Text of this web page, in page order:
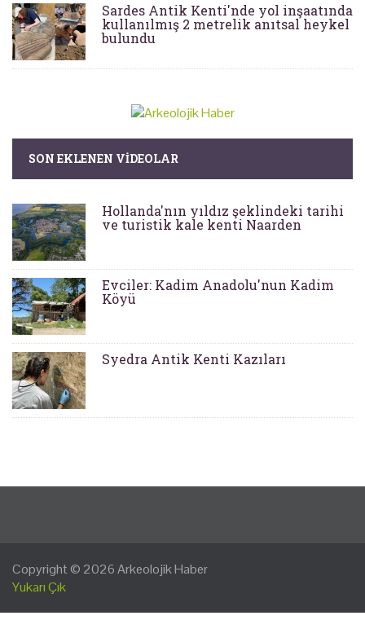
Sardes Antik Kenti'nde yol inşaatında
kullanılmış 2 metrelik anıtsal heykel
bulundu
SON EKLENEN VIDEOLAR
Hollanda'nın yıldız şeklindeki tarihi
ve turistik kale kenti Naarden
Evciler: Kadim Anadolu'nun Kadim
Köyü
Syedra Antik Kenti Kazıları
Copyright © 2026Arkeolojik Haber
Yukarı Çık